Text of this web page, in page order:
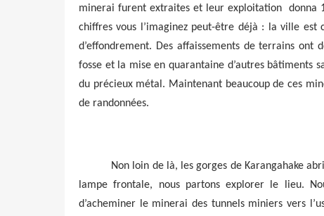
minerai furent extraites et leur exploitation
donna
chiffres vous l’imaginez peut-être déjà : la ville
d’effondrement. Des affaissements de terrains ont
fosse et la mise en quarantaine d’autres bâtiments
du précieux métal. Maintenant beaucoup de ces
de randonnées.
Non loin de là, les gorges de Karangahake
lampe frontale, nous partons explorer le lieu.
d’acheminer le minerai des tunnels miniers vers